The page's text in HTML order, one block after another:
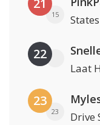
21
15
22
Laat
23
23 Drive